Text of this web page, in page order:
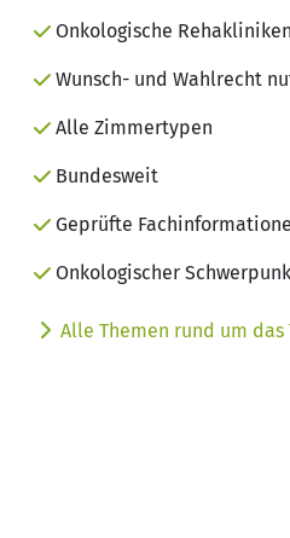
Onkologische
Wunsch- und Wahlrecht
Alle Zimmertypen
Bundesweit
Geprüfte
Onkologischer
Alle Themen rund um